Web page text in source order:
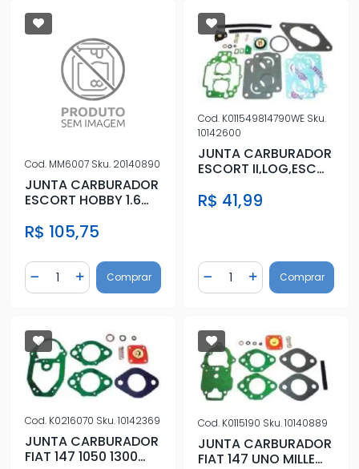
Cod. MM6007 Sku. 20140890
JUNTA CARBURADOR
ESCORT HOBBY 1.6
R$ 105,75
Diminuir Quantidade
Quantidade
Adicionar Quantidade
Comprar
Cod. K011549814790WE Sku.
10142600
JUNTA CARBURADOR
ESCORT II,LOG,ESC
R$ 41,99
Diminuir Quantidade
Quantidade
AdicionarComprar
Cod. K0216070 Sku.10142369
JUNTA CARBURADOR
FIAT 147 1050 1300
Cod. K0115190 Sku.10140889
JUNTA CARBURADOR
FIAT 147 UNO MILLE